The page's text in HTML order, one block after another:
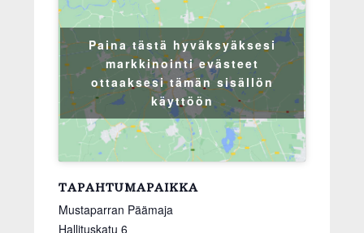
TAPAHTUMAPAIKKA
Mustaparran Päämaja
Hallituskatu 6
Paina tästä hyväksyäksesi
markkinointi evästeet
ottaaksesi tämän sisällön
käyttöön